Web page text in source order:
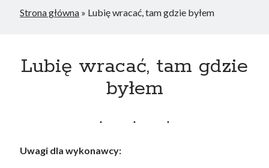
Strona główna » Lubię wracać, tam gdzie byłem
Lubię wracać, tam gdzie
byłem
Uwagi dla wykonawcy: